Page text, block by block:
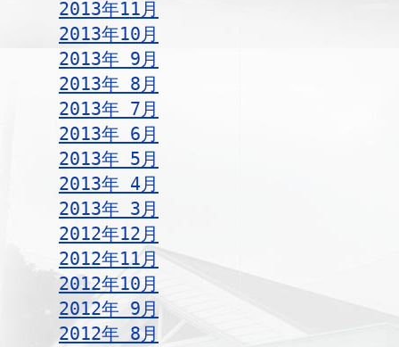
2013年11月
2013年10月
2013年 9月
2013年 8月
2013年 7月
2013年 6月
2013年 5月
2013年 4月
2013年 3月
2012年12月
2012年11月
2012年10月
2012年 9月
2012年 8月